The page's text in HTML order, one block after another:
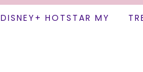
DISNEY+ HOTSTAR MY